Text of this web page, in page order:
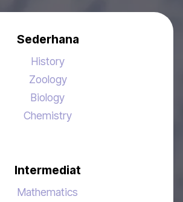
Sederhana
History
Zoology
Biology
Chemistry
Intermediat
Mathematics